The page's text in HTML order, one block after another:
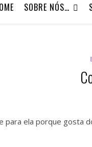
SOBRE NÓS…
para ela porque gosta